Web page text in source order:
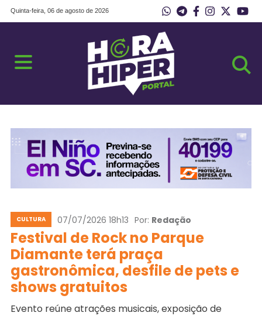
Quinta-feira, 06 de agosto de 2026
CULTURA 07/07/2026 18h13 Por: Redação
Festival de Rock no Parque
Diamante terá praça
gastronômica, desfile de pets e
shows gratuitos
Evento reúne atrações musicais, exposição de